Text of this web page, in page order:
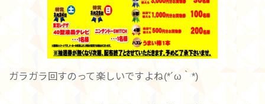
ガラガラ回すのって楽しいですよね(*´ω｀*)